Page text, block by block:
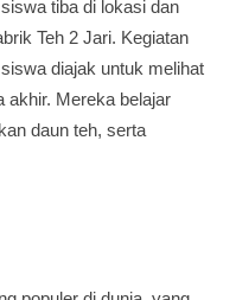
tiba di lokasi dan
Teh 2 Jari. Kegiatan
diajak untuk melihat
akhir. Mereka belajar
daun teh, serta